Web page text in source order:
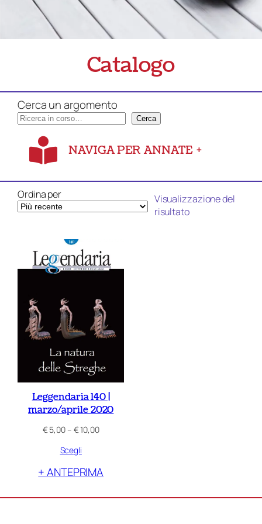
Catalogo
Cerca un argomento
Cerca
NAVIGA PER ANNATE +
Ordina per
Visualizzazione del
risultato
Leggendaria 140 |
marzo/aprile 2020
€5,00– €10,00Fascia
€ 5,00
€ 10,00
Scegli
+ ANTEPRIMA